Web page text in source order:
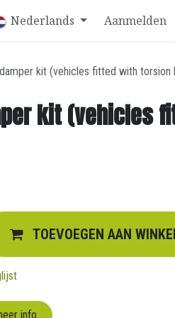
Nederlands Aanmelden
kit (vehicles fitted with torsion
kit (vehicles
TOEVOEGEN AAN
info